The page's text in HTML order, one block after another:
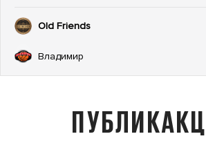
Old Friends
Владимир